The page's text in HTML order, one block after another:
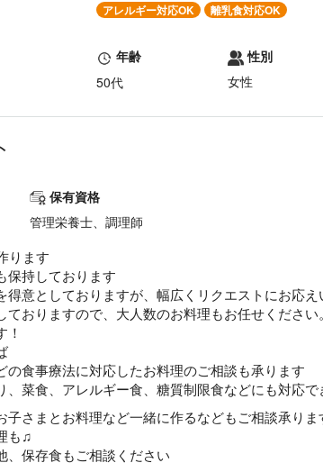
アレルギー対応OK
離乳食対応OK
年齢
50代
性別
女性
保有資格
管理栄養士、調理師
ります
保持しております
得意としておりますが、幅広くリクエストにお応え
おりますので、大人数のお料理もお任せください。
の食事療法に対応したお料理のご相談も承ります
、菜食、アレルギー食、糖質制限食などにも対応で
子さまとお料理など一緒に作るなどもご相談承りま
も♫
、保存食もご相談ください